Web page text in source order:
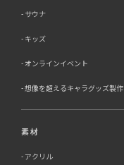
サウナ
キッズ
オンラインイベント
想像を超えるキャラグッズ製作
素材
アクリル